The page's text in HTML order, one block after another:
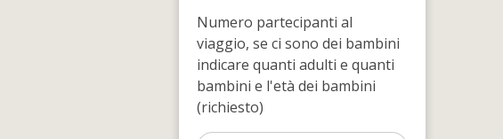
Numero partecipanti al
viaggio, se ci sono dei bambini
indicare quanti adulti e quanti
bambini e l'età dei bambini
(richiesto)